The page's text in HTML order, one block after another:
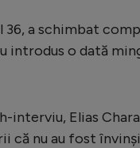
36, a schimbat
introdus o dată
interviu, Elias
că nu au fost